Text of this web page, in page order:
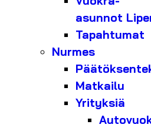
asunnot
Tapahtumat
Nurmes
Matkailu
Yrityksiä